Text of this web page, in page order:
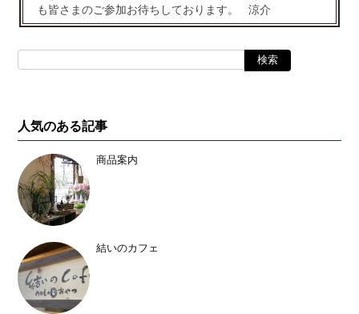
も皆さまのご参加お待ちしております。 涼介
人気のある記事
商品案内
結いのカフェ